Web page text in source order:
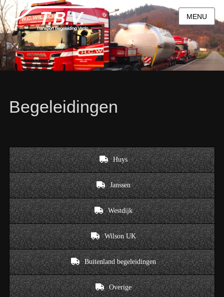
MENU
Begeleidingen
Huys
Janssen
Westdijk
Wilson UK
Buitenland begeleidingen
Overige